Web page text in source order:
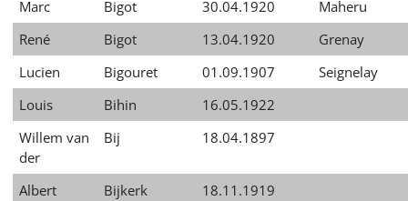
Marc Bigot 30.04.1920
Maheru
René
Bigot 13.04.1920
Grenay
Lucien
Bigouret 01.09.1907
Seignelay
Louis
Bihin
16.05.1922
Willem van
der
Bij 18.04.1897
Albert Bijkerk
18.11.1919